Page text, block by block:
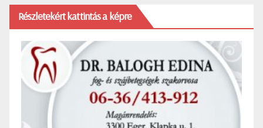
Részletekért kattintás a képre